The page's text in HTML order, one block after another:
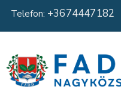
Telefon: +3674447182